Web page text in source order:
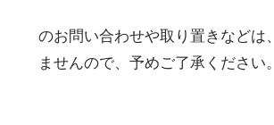
●在
のお問い合わせや取り置きなどは
ませんので、予めご了承ください。